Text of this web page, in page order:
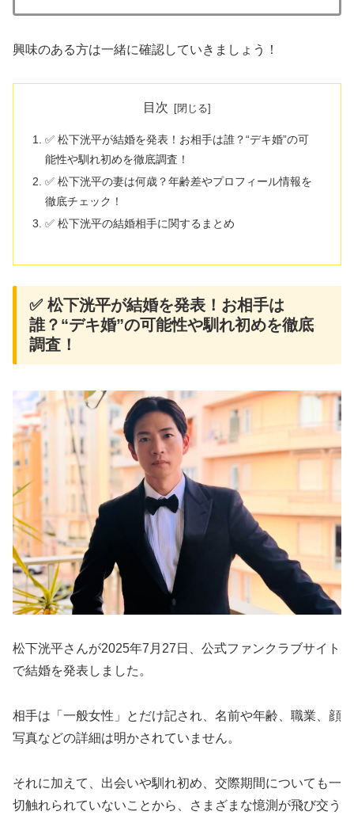
興味のある方は一緒に確認していきましょう！
目次
✅ 松下洸平が結婚を発表！お相手は誰？“デキ婚”の可
能性や馴れ初めを徹底調査！
✅ 松下洸平の妻は何歳？年齢差やプロフィール情報を
徹底チェック！
✅ 松下洸平の結婚相手に関するまとめ
✅ 松下洸平が結婚を発表！お相手は
誰？“デキ婚”の可能性や馴れ初めを徹底
調査！
松下洸平さんが2025年7月27日、公式ファンクラブサイト
で結婚を発表しました。
相手は「一般女性」とだけ記され、名前や年齢、職業、顔
写真などの詳細は明かされていません。
それに加えて、出会いや馴れ初め、交際期間についても一
切触れられていないことから、さまざまな憶測が飛び交う